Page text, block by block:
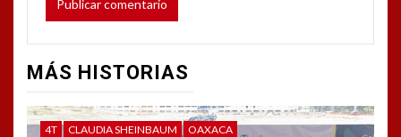
MÁS HISTORIAS
4T CLAUDIA SHEINBAUM OAXACA